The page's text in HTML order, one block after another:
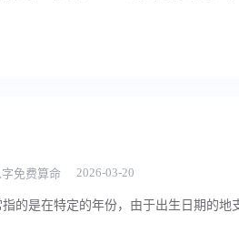
免费算命 2026-03-20
的是在特定的年份，由于出生日期的地